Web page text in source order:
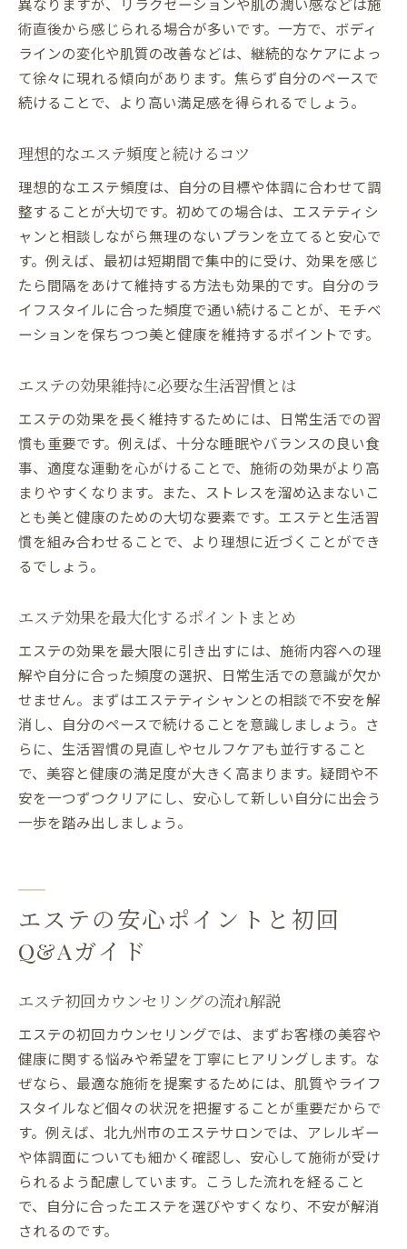
術直後から感じられる場合が多いです。一方で、ボディ
ラインの変化や肌質の改善などは、継続的なケアによっ
て徐々に現れる傾向があります。焦らず自分のペースで
続けることで、より高い満足感を得られるでしょう。
理想的なエステ頻度と続けるコツ
理想的なエステ頻度は、自分の目標や体調に合わせて調
整することが大切です。初めての場合は、エステティシ
ャンと相談しながら無理のないプランを立てると安心で
す。例えば、最初は短期間で集中的に受け、効果を感じ
たら間隔をあけて維持する方法も効果的です。自分のラ
イフスタイルに合った頻度で通い続けることが、モチベ
ーションを保ちつつ美と健康を維持するポイントです。
エステの効果維持に必要な生活習慣とは
エステの効果を長く維持するためには、日常生活での習
慣も重要です。例えば、十分な睡眠やバランスの良い食
事、適度な運動を心がけることで、施術の効果がより高
まりやすくなります。また、ストレスを溜め込まないこ
とも美と健康のための大切な要素です。エステと生活習
慣を組み合わせることで、より理想に近づくことができ
るでしょう。
エステ効果を最大化するポイントまとめ
エステの効果を最大限に引き出すには、施術内容への理
解や自分に合った頻度の選択、日常生活での意識が欠か
せません。まずはエステティシャンとの相談で不安を解
消し、自分のペースで続けることを意識しましょう。さ
らに、生活習慣の見直しやセルフケアも並行すること
で、美容と健康の満足度が大きく高まります。疑問や不
安を一つずつクリアにし、安心して新しい自分に出会う
一歩を踏み出しましょう。
エステの安心ポイントと初回
Q&Aガイド
エステ初回カウンセリングの流れ解説
エステの初回カウンセリングでは、まずお客様の美容や
健康に関する悩みや希望を丁寧にヒアリングします。な
ぜなら、最適な施術を提案するためには、肌質やライフ
スタイルなど個々の状況を把握することが重要だからで
す。例えば、北九州市のエステサロンでは、アレルギー
や体調面についても細かく確認し、安心して施術が受け
られるよう配慮しています。こうした流れを経ること
で、自分に合ったエステを選びやすくなり、不安が解消
されるのです。